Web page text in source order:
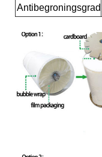
Antibegroningsgrad